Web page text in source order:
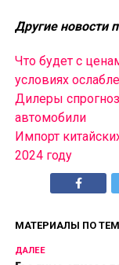
Другие новости
Что будет с
условиях
Дилеры
автомобили
Импорт
2024 году
МАТЕРИАЛЫ ПО
ДАЛЕЕ